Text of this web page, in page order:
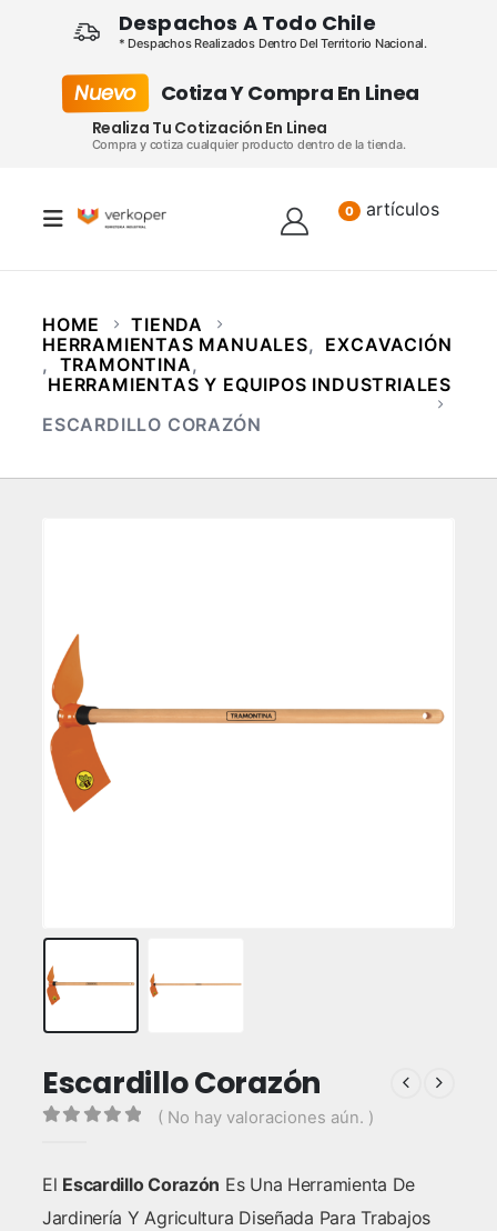
Despachos A Todo Chile
* Despachos Realizados Dentro Del Territorio Nacional.
Nuevo Cotiza Y Compra En Linea
Realiza Tu Cotización En Linea
Compra y cotiza cualquier producto dentro de la tienda.
0 artículos
HOME
TIENDA
HERRAMIENTAS MANUALES, EXCAVACIÓN
, TRAMONTINA,
HERRAMIENTAS Y EQUIPOS INDUSTRIALES
ESCARDILLO CORAZÓN
Escardillo Corazón
( No hay valoraciones aún. )
El Escardillo Corazón Es Una Herramienta De
Jardinería Y Agricultura Diseñada Para Trabajos